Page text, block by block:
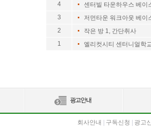
4
센터빌 타운하우스 베이
3
저먼타운 워크아웃 베이
2
작은 방 1, 간단취사
1
엘리컷시티 센터니얼학
회사안내 구독신청
광고